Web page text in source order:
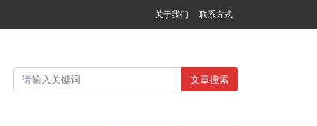
关于我们 联系方式
文章搜索